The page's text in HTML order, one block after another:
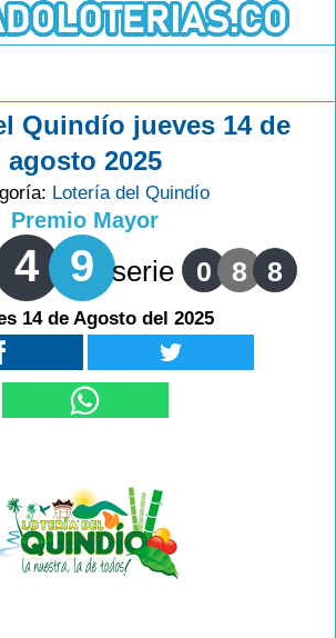
Quindío jueves 14 de
agosto 2025
Lotería del Quindío
Premio Mayor
4 9 serie 0 8 8
14 de Agosto del 2025